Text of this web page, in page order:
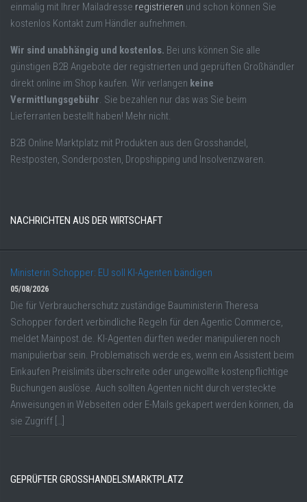
einmalig mit Ihrer Mailadresse registrieren und schon können Sie
kostenlos Kontakt zum Händler aufnehmen.
Wir sind unabhängig und kostenlos. Bei uns können Sie alle
günstigen B2B Angebote der registrierten und geprüften Großhändler
direkt online im Shop kaufen. Wir verlangen keine
Vermittlungsgebühr. Sie bezahlen nur das was Sie beim
Lieferranten bestellt haben! Mehr nicht.
B2B Online Marktplatz mit Produkten aus den Grosshandel,
Restposten, Sonderposten, Dropshipping und Insolvenzwaren.
NACHRICHTEN AUS DER WIRTSCHAFT
Ministerin Schopper: EU soll KI-Agenten bändigen
05/08/2026
Die für Verbraucherschutz zuständige Bauministerin Theresa
Schopper fordert verbindliche Regeln für den Agentic Commerce,
meldet Mainpost.de. KI-Agenten dürften weder manipulieren noch
manipulierbar sein. Problematisch werde es, wenn ein Assistent beim
Einkaufen Preislimits überschreite oder ungewollte kostenpflichtige
Buchungen auslöse. Auch sollten Agenten nicht durch versteckte
Anweisungen in Webseiten oder E-Mails gekapert werden können, da
sie Zugriff […]
GEPRÜFTER GROSSHANDELSMARKTPLATZ